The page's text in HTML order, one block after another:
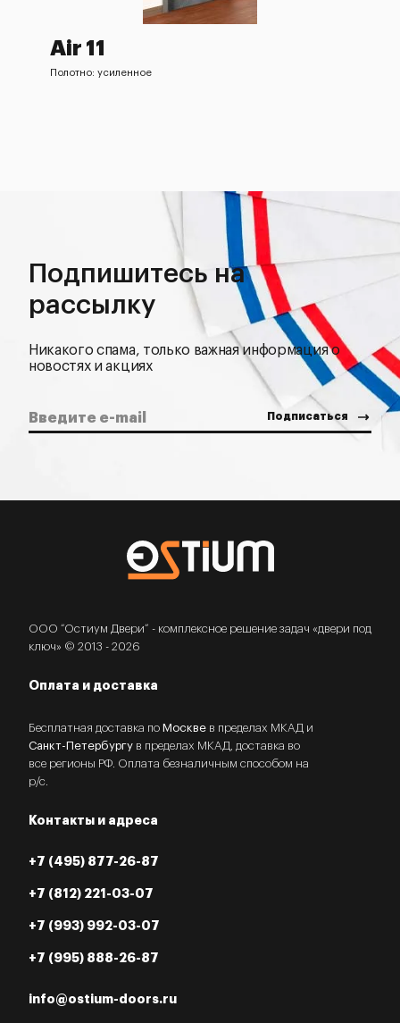
Air 11
Полотно: усиленное
Подпишитесь на
рассылку
Никакого спама, только важная информация о
новостях и акциях
ООО “Остиум Двери” - комплексное решение задач «двери под
ключ» © 2013 - 2026
Оплата и доставка
Бесплатная доставка по Москве в пределах МКАД и
Санкт-Петербургу в пределах МКАД, доставка во
все регионы РФ. Оплата безналичным способом на
р/с.
Контакты и адреса
+7 (495) 877-26-87
+7 (812) 221-03-07
+7 (993) 992-03-07
+7 (995) 888-26-87
info@ostium-doors.ru